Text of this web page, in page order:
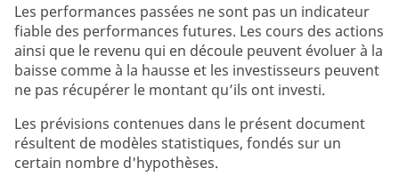
Les performances passées ne sont pas un indicateur
fiable des performances futures. Les cours des actions
ainsi que le revenu qui en découle peuvent évoluer à la
baisse comme à la hausse et les investisseurs peuvent
ne pas récupérer le montant qu’ils ont investi.
Les prévisions contenues dans le présent document
résultent de modèles statistiques, fondés sur un
certain nombre d'hypothèses.